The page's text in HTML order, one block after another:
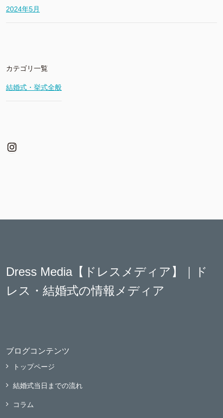
2024年5月
カテゴリ一覧
結婚式・挙式全般
Dress Media【ドレスメディア】｜ド
レス・結婚式の情報メディア
ブログコンテンツ
トップページ
結婚式当日までの流れ
コラム